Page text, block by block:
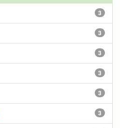
3
3
3
3
3
3